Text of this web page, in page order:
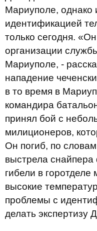
Мариуполе, однако
идентификацией
только сегодня.
организации
Мариуполе, -
нападение
в то время в
командира
принял бой с
милиционеров,
Он погиб, по
выстрела снайпера
гибели в
высокие
проблемы с
делать экспертизу